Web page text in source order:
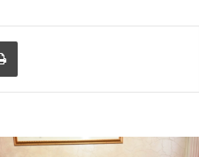
Испринтај